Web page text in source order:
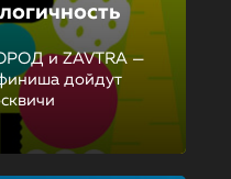
и ZAVTRA —
дойдут